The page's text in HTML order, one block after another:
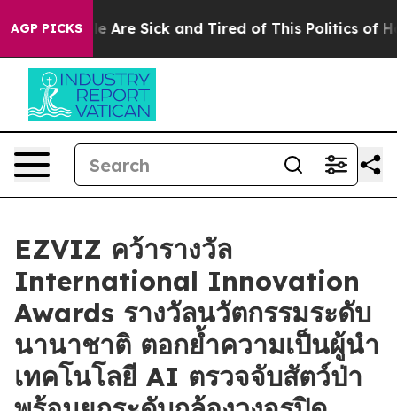
AGP PICKS
“People Are Sick and Tired of This Politics of
EZVIZ คว้ารางวัล
International Innovation
Awards รางวัลนวัตกรรมระดับ
นานาชาติ ตอกย้ำความเป็นผู้นำ
เทคโนโลยี AI ตรวจจับสัตว์ป่า